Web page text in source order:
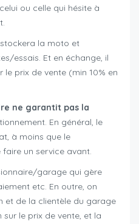
ou celle qui hésite à
la moto et
essais. Et en échange, il
prix de vente (min 10% en
ne garantit pas la
En général, le
à moins que le
un service avant.
garage qui gère
etc. En outre, on
et de la clientèle du garage
sur le prix de vente, et la